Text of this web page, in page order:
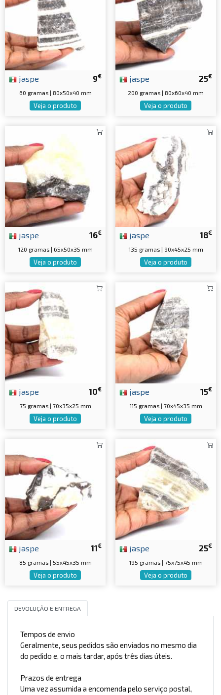
9€
jaspe
60 gramas | 80x50x40 mm
Veja o produto
25€
jaspe
200 gramas | 80x60x40 mm
Veja o produto
16€
jaspe
120 gramas | 65x50x35 mm
Veja o produto
18€
jaspe
135 gramas | 90x45x25 mm
Veja o produto
10€
jaspe
75 gramas | 70x35x25 mm
Veja o produto
15€
jaspe
115 gramas | 70x45x35 mm
Veja o produto
11€
jaspe
85 gramas | 55x45x35 mm
Veja o produto
25€
jaspe
195 gramas | 75x75x45 mm
Veja o produto
DEVOLUÇÃO E ENTREGA
Tempos de envio
Geralmente, seus pedidos são enviados no mesmo dia
do pedido e, o mais tardar, após três dias úteis.
Prazos de entrega
Uma vez assumida a encomenda pelo serviço postal,